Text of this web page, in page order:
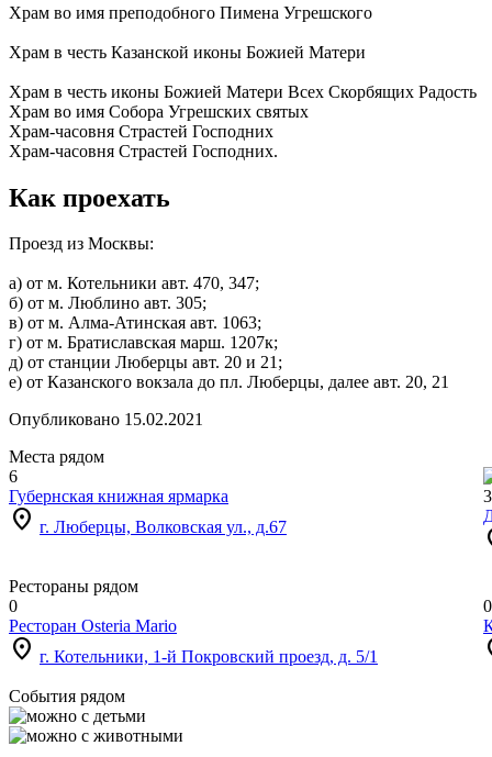
Храм во имя преподобного Пимена Угрешского
Храм в честь Казанской иконы Божией Матери
Храм в честь иконы Божией Матери Всех Скорбящих Радость
Храм во имя Собора Угрешских святых
Храм-часовня Страстей Господних
Храм-часовня Страстей Господних.
Как проехать
Проезд из Москвы:
а) от м. Котельники авт. 470, 347;
б) от м. Люблино авт. 305;
в) от м. Алма-Атинская авт. 1063;
г) от м. Братиславская марш. 1207к;
д) от станции Люберцы авт. 20 и 21;
е) от Казанского вокзала до пл. Люберцы, далее авт. 20, 21
Опубликовано 15.02.2021
Места рядом
6
Губернская книжная ярмарка
location_on г. Люберцы, Волковская ул., д.67
3
Рестораны рядом
0
Ресторан Osteria Mario
location_on г. Котельники, 1-й Покровский проезд, д. 5/1
0
События рядом